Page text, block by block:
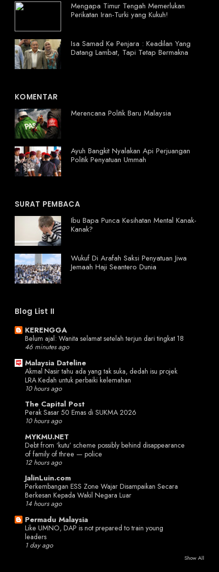
Mengapa Timur Tengah Memerlukan
Perikatan Iran-Turki yang Kukuh!
Isa Samad Ke Penjara : Keadilan Yang
Datang Lambat, Tapi Tetap Bermakna
KOMENTAR
Merencana Politik Baru Malaysia
Ayuh Bangkit Nyalakan Api Perjuangan
Politik Penyatuan Ummah
SURAT PEMBACA
Ibu Bapa Punca Kesihatan Mental Kanak-
Kanak?
Wukuf Di Arafah Saksi Penyatuan Jiwa
Jemaah Haji Seantero Dunia
Blog List II
KERENGGA
Belum ajal: Wanita selamat setelah terjun dari tingkat 18
46 minutes ago
Malaysia Dateline
Akmal Nasir tahu ada yang tak suka, dedah isu projek
LRA Kedah untuk perbaiki kelemahan
10 hours ago
The Capital Post
Perak Sasar 50 Emas di SUKMA 2026
10 hours ago
MYKMU.NET
Debt from ‘kutu’ scheme possibly behind disappearance
of family of three — police
12 hours ago
JalinLuin.com
Perkembangan ESS Zone Wajar Disampaikan Secara
Berkesan Kepada Wakil Negara Luar
14 hours ago
Permadu Malaysia
Like UMNO, DAP is not prepared to train young
leaders
1 day ago
Show All